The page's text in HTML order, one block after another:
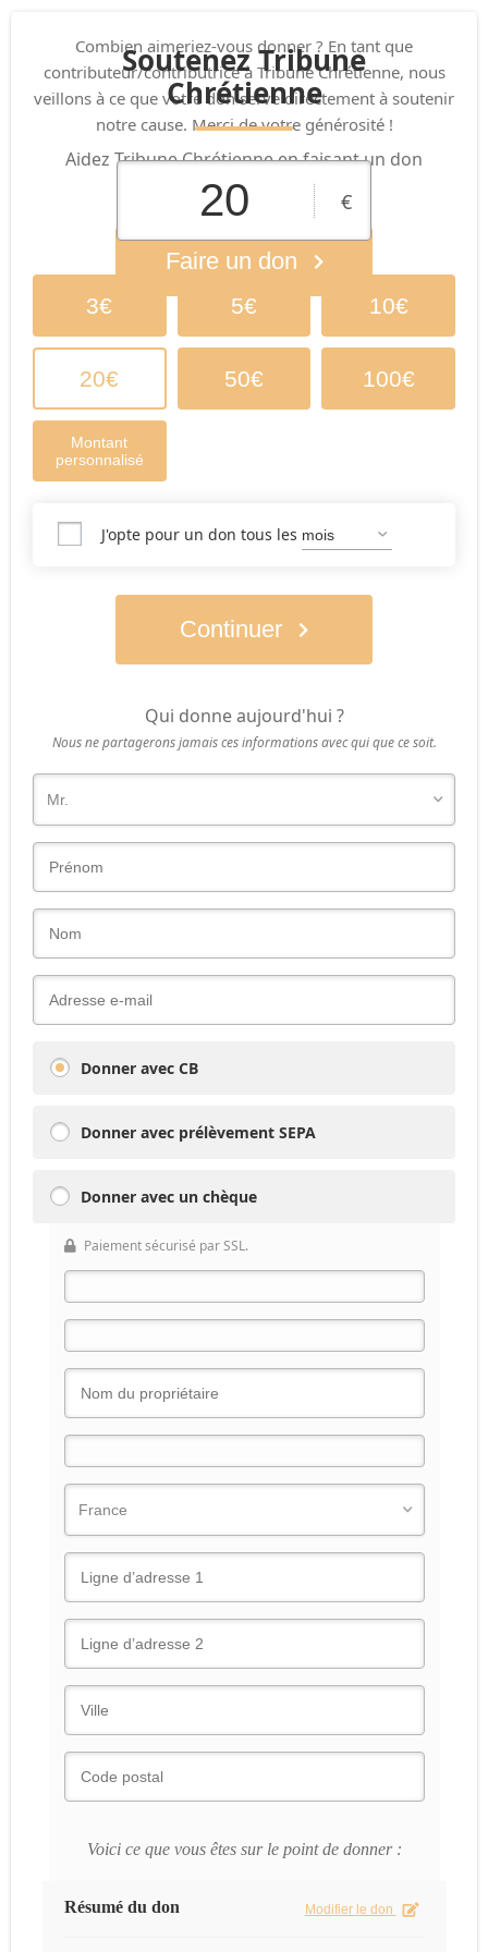
Soutenez Tribune
Chrétienne
Aidez Tribune Chrétienne en faisant un don
aujourd’hui !
Faire un don
Combien aimeriez-vous donner ? En tant que
contributeur/contributrice à Tribune Chrétienne, nous
veillons à ce que votre don serve directement à soutenir
notre cause. Merci de votre générosité !
€
3€ 5€ 10€
20€ 50€ 100€
Montant
personnalisé
J'opte pour un don tous les
Continuer
Qui donne aujourd'hui ?
Nous ne partagerons jamais ces informations avec qui que ce soit.
Donner avec CB
Donner avec prélèvement SEPA
Donner avec un chèque
Paiement sécurisé par SSL.
Voici ce que vous êtes sur le point de donner :
Résumé du don Modifier le don